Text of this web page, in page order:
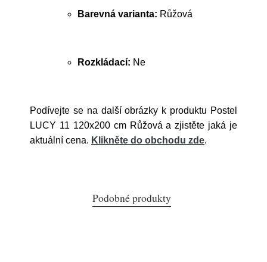
Barevná varianta: Růžová
Rozkládací: Ne
Podívejte se na další obrázky k produktu Postel
LUCY 11 120x200 cm Růžová a zjistěte jaká je
aktuální cena. Klikněte do obchodu zde.
Podobné produkty